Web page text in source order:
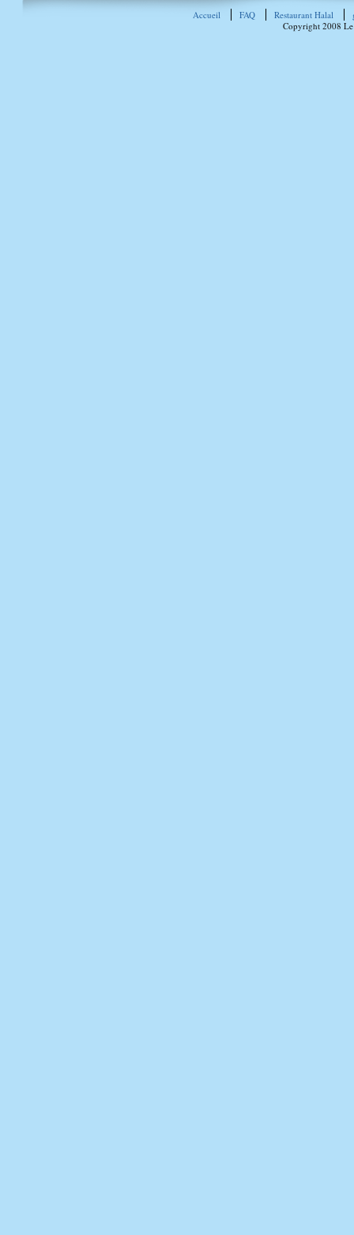
Accueil FAQ Restaurant Halal
Copyright 2008